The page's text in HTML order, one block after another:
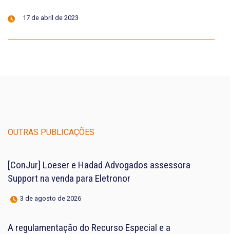
17 de abril de 2023
OUTRAS PUBLICAÇÕES
[ConJur] Loeser e Hadad Advogados assessora
Support na venda para Eletronor
3 de agosto de 2026
A regulamentação do Recurso Especial e a